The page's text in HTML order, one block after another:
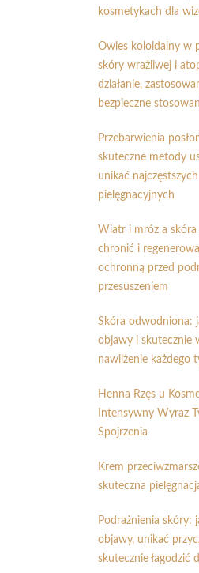
kosmetykach dla
Owies koloidalny w
skóry wrażliwej i
działanie,
bezpieczne
Przebarwienia
skuteczne metody
unikać
pielęgnacyjnych
Wiatr i mróz a skóra
chronić i
ochronną przed
przesuszeniem
Skóra odwodniona:
objawy i skutecznie
nawilżenie każdego
Henna Rzęs u
Intensywny Wyraz
Spojrzenia
Krem
skuteczna
Podrażnienia skóry:
objawy, unikać
skutecznie łagodzić